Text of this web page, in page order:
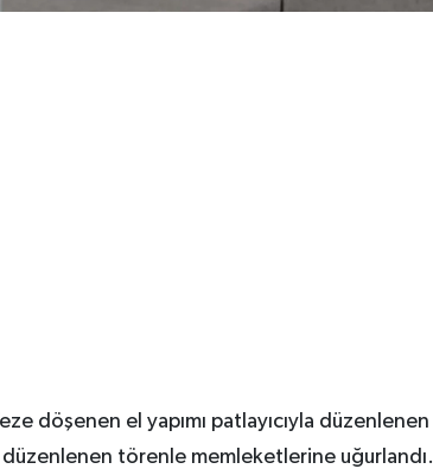
döşenen el yapımı patlayıcıyla düzenlenen
törenle memleketlerine uğurlandı.